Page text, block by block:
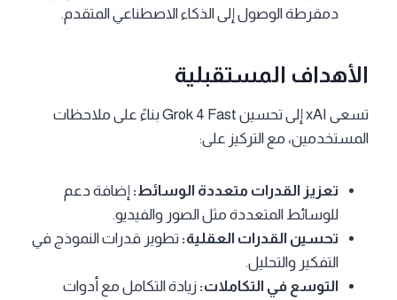
دمقرطة الوصول إلى الذكاء الاصطناعي المتقدم.
الأهداف المستقبلية
تسعى xAI إلى تحسين Grok 4 Fast بناءً على ملاحظات
المستخدمين، مع التركيز على:
تعزيز القدرات متعددة الوسائط: إضافة دعم
للوسائط المتعددة مثل الصور والفيديو.
تحسين القدرات العقلية: تطوير قدرات النموذج في
التفكير والتحليل.
التوسع في التكاملات: زيادة التكامل مع أدوات